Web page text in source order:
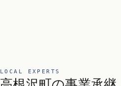
LOCAL EXPERTS